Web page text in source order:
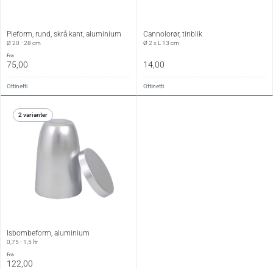
Pieform, rund, skrå kant, aluminium
Ø 20 - 28 cm
fra
75,00
Ottinetti
Cannolorør, tinblik
Ø 2 x L 13 cm
14,00
Ottinetti
2 varianter
Isbombeform, aluminium
0,75 - 1,5 ltr
fra
122,00